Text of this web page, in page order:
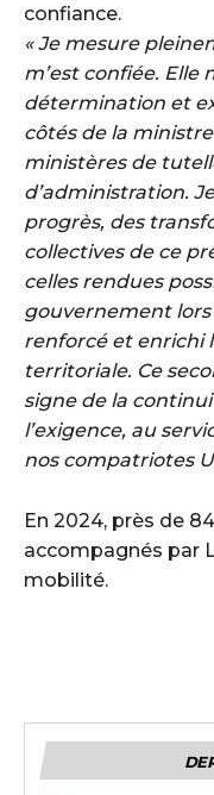
confiance.
« Je mesure
m’est confiée. Elle
détermination et
côtés de la
ministères de
d’administration.
progrès, des
collectives de ce
celles rendues
gouvernement lors
renforcé et enrichi
territoriale. Ce
signe de la
l’exigence, au
nos compatriotes
En 2024, près de
accompagnés par
mobilité.